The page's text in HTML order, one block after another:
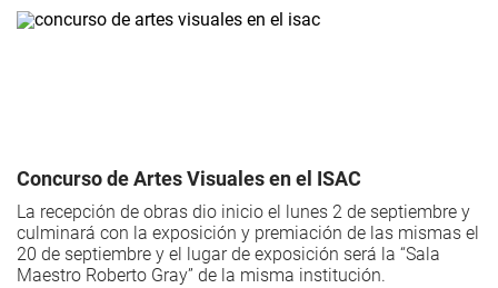
Concurso de Artes Visuales en el ISAC
La recepción de obras dio inicio el lunes 2 de septiembre y
culminará con la exposición y premiación de las mismas el
20 de septiembre y el lugar de exposición será la “Sala
Maestro Roberto Gray” de la misma institución.